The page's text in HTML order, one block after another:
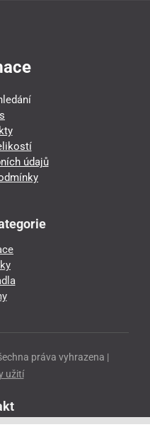
údajů
práva vyhrazena |
užití